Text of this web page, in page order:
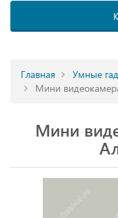
Главная Умные
Мини
Мини